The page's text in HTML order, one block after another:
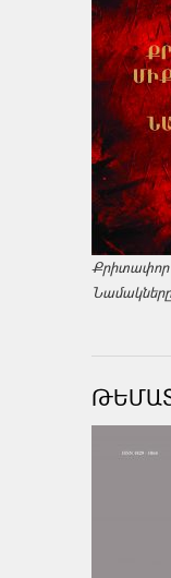
Քրիտափոր
Նամակները